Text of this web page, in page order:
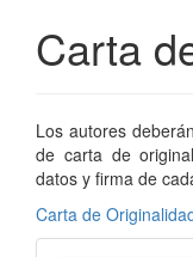
principal
Contenido
lateral
Carta
Los autores
de carta de
datos y firma de
Carta de